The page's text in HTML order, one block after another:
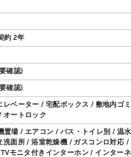
約 2年
確認)
確認)
レベーター / 宅配ボックス / 敷地内ゴ
オートロック
置場 / エアコン / バス・トイレ別 / 温
洗面所 / 浴室乾燥機 / ガスコンロ対応 /
モニタ付きインターホン / インターネ